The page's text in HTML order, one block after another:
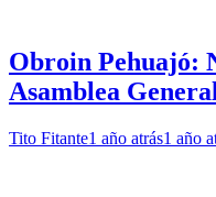
Obroin Pehuajó:
Asamblea
Tito Fitante1 año atrás1 año